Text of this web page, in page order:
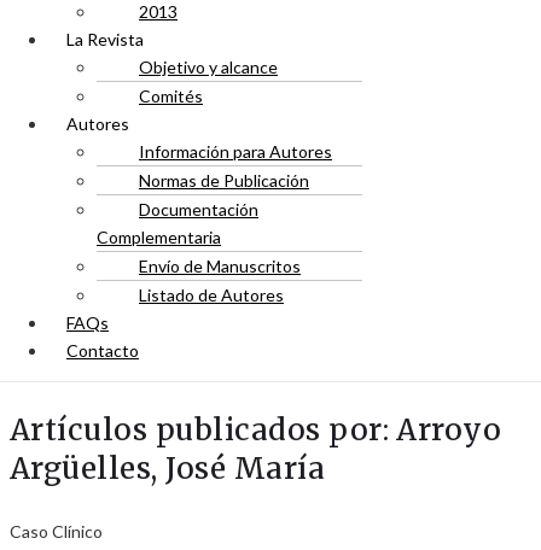
2013
La Revista
Objetivo y alcance
Comités
Autores
Información para Autores
Normas de Publicación
Documentación
Complementaria
Envío de Manuscritos
Listado de Autores
FAQs
Contacto
Artículos publicados por: Arroyo
Argüelles, José María
Caso Clínico